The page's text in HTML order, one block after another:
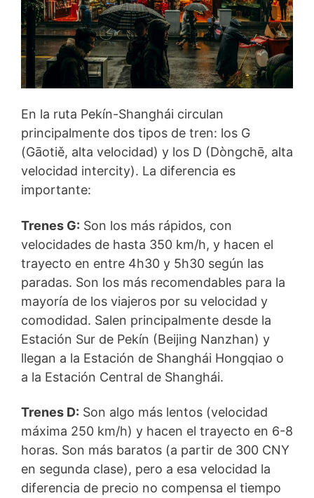
En la ruta Pekín-Shanghái circulan
principalmente dos tipos de tren: los G
(Gāotiě, alta velocidad) y los D (Dòngchē, alta
velocidad intercity). La diferencia es
importante:
Trenes G: Son los más rápidos, con
velocidades de hasta 350 km/h, y hacen el
trayecto en entre 4h30 y 5h30 según las
paradas. Son los más recomendables para la
mayoría de los viajeros por su velocidad y
comodidad. Salen principalmente desde la
Estación Sur de Pekín (Beijing Nanzhan) y
llegan a la Estación de Shanghái Hongqiao o
a la Estación Central de Shanghái.
Trenes D: Son algo más lentos (velocidad
máxima 250 km/h) y hacen el trayecto en 6-8
horas. Son más baratos (a partir de 300 CNY
en segunda clase), pero a esa velocidad la
diferencia de precio no compensa el tiempo